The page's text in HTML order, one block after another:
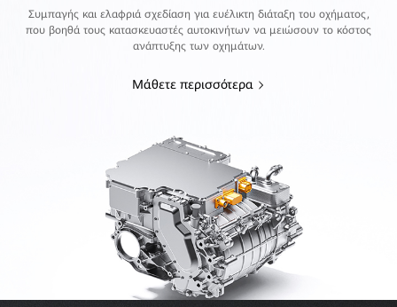
Συμπαγής και ελαφριά σχεδίαση για ευέλικτη διάταξη του οχήματος,
που βοηθά τους κατασκευαστές αυτοκινήτων να μειώσουν το κόστος
ανάπτυξης των οχημάτων.
Μάθετε περισσότερα